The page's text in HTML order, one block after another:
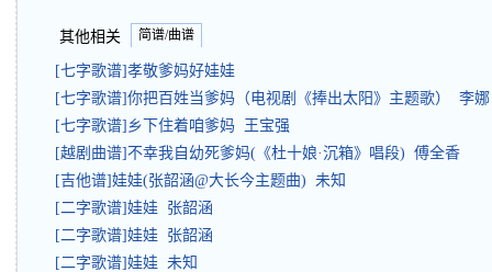
其他相关 简谱/曲谱
[七字歌谱]孝敬爹妈好娃娃
[七字歌谱]你把百姓当爹妈（电视剧《捧出太阳》主题歌） 李娜
[七字歌谱]乡下住着咱爹妈 王宝强
[越剧曲谱]不幸我自幼死爹妈(《杜十娘·沉箱》唱段) 傅全香
[吉他谱]娃娃(张韶涵@大长今主题曲) 未知
[二字歌谱]娃娃 张韶涵
[二字歌谱]娃娃 张韶涵
[二字歌谱]娃娃 未知